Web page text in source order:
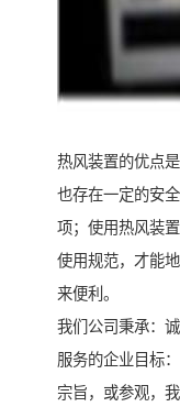
热风装置的优点
也存在一定的安
项；使用热风装
使用规范，才能
来便利。
我们公司秉承：
服务的企业目标
宗旨，或参观，